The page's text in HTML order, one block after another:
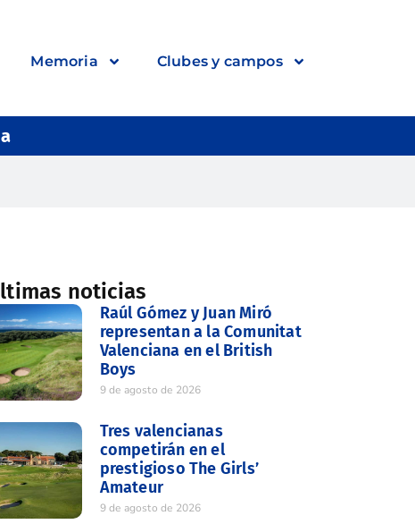
Memoria Clubes y campos
noticias
Raúl Gómez y Juan Miró
representan a la Comunitat
Valenciana en el British
Boys
9 de agosto de 2026
Tres valencianas
competirán en el
prestigioso The Girls’
Amateur
9 de agosto de 2026